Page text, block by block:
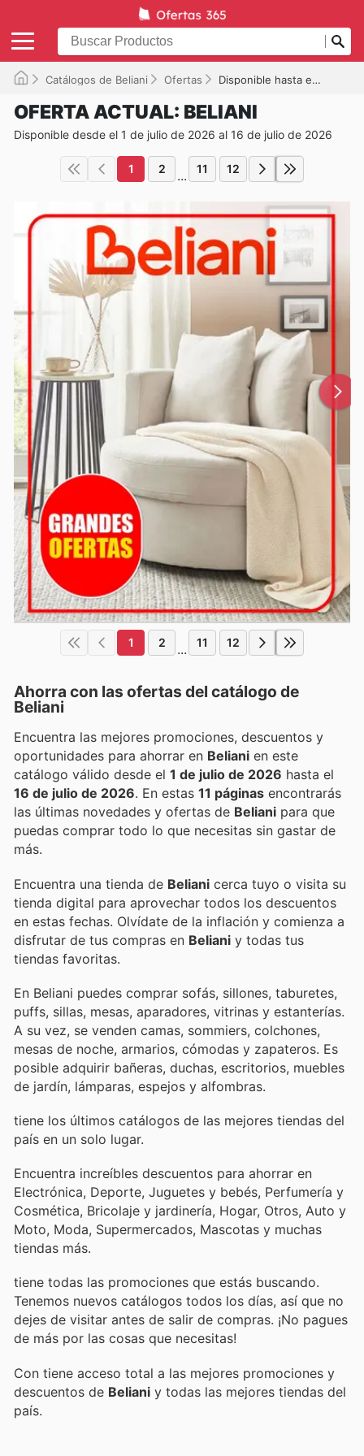
Catálogos de Beliani Ofertas Disponible hasta el 16/07/2026
OFERTA ACTUAL: BELIANI
Disponible desde el 1 de julio de 2026 al 16 de julio de 2026
1 2 ... 11 12
1 2 ... 11 12
Ahorra con las ofertas del catálogo de
Beliani
Encuentra las mejores promociones, descuentos y
oportunidades para ahorrar en Beliani en este
catálogo válido desde el 1 de julio de 2026 hasta el
16 de julio de 2026 . En estas 11 páginas encontrarás
las últimas novedades y ofertas de Beliani para que
puedas comprar todo lo que necesitas sin gastar de
más.
Encuentra una tienda de Beliani cerca tuyo o visita su
tienda digital para aprovechar todos los descuentos
en estas fechas. Olvídate de la inflación y comienza a
disfrutar de tus compras en Beliani y todas tus
tiendas favoritas.
En Beliani puedes comprar sofás, sillones, taburetes,
puffs, sillas, mesas, aparadores, vitrinas y estanterías.
A su vez, se venden camas, sommiers, colchones,
mesas de noche, armarios, cómodas y zapateros. Es
posible adquirir bañeras, duchas, escritorios, muebles
de jardín, lámparas, espejos y alfombras.
tiene los últimos catálogos de las mejores tiendas del
país en un solo lugar.
Encuentra increíbles descuentos para ahorrar en
Electrónica, Deporte, Juguetes y bebés, Perfumería y
Cosmética, Bricolaje y jardinería, Hogar, Otros, Auto y
Moto, Moda, Supermercados, Mascotas y muchas
tiendas más.
tiene todas las promociones que estás buscando.
Tenemos nuevos catálogos todos los días, así que no
dejes de visitar antes de salir de compras. ¡No pagues
de más por las cosas que necesitas!
Con tiene acceso total a las mejores promociones y
descuentos de Beliani y todas las mejores tiendas del
país.